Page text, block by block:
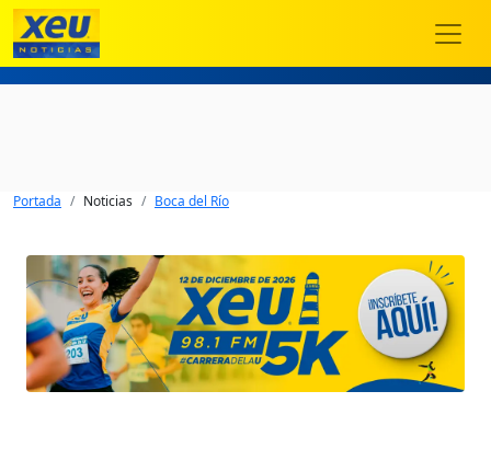
Portada Noticias Boca del Río